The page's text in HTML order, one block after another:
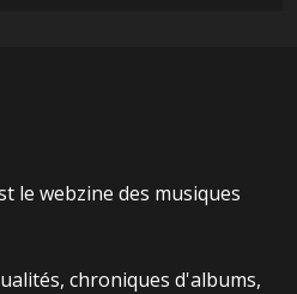
le webzine des musiques
chroniques d'albums,